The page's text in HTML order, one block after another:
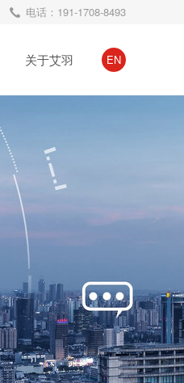
电话：191-1708-8493
关于艾羽 EN